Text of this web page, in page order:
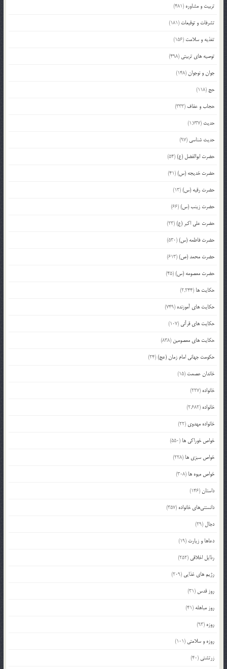
تربیت و مشاوره (481)
تشرفات و توقیعات (181)
تغذیه و سلامت (156)
توصیه های تربیتی (498)
جوان و نوجوان(148)
حج (118)
حجاب و عفاف (333)
حدیث (1,737)
حدیث شناسی (97)
حضرت ابوالفضل (ع)(54)
حضرت خدیجه (س)(41)
حضرت رقیه (س)(13)
حضرت زینب (س)(66)
حضرت علی اکبر (ع)(23)
حضرت فاطمه (س)(530)
حضرت محمد (ص)(613)
حضرت معصومه (س)(45)
حکایت ها (2,244)
حکایت های آموزنده (749)
حکایت های قرآنی (107)
حکایت های معصومین (838)
حکومت جهانی امام زمان (عج)(24)
خاندان عصمت (15)
خانواده (227)
خانواده (2,682)
خانواده مهدوی (22)
خواص خوراکی ها (550)
خواص سبزی ها (228)
خواص میوه ها (308)
داستان(146)
دانستنی‌های خانواده (357)
دجال (29)
دعاها و زیارت (19)
رذایل اخلاقی (252)
رژیم های غذایی (209)
روز قدس (31)
روز مباهله (41)
روزه (93)
روزه و سلامتی (101)
زرتشتی (40)